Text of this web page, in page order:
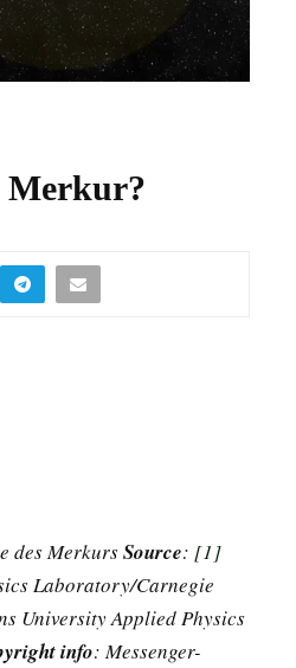
Merkur?
des MerkursSource: [1]
Laboratory/Carnegie
University Applied Physics
info: Messenger-